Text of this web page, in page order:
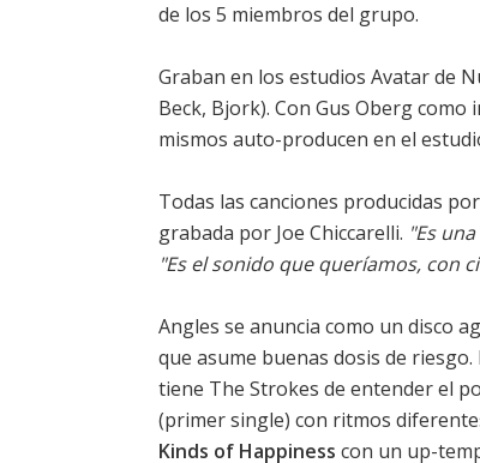
de los 5 miembros del grupo.
Graban en los estudios Avatar de
Beck, Bjork). Con Gus Oberg
mismos auto-producen en el
Todas las canciones producidas
grabada por Joe Chiccarelli. "Es
"Es el sonido que queríamos, con
Angles se anuncia como un disco
que asume buenas dosis de riesgo.
tiene The Strokes de entender el
(primer single) con ritmos
Kinds of Happiness con un up-